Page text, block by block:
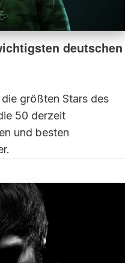
deutschen
größten Stars des
50 derzeit
und besten